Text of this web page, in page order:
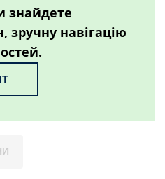
знайдете
навігацію